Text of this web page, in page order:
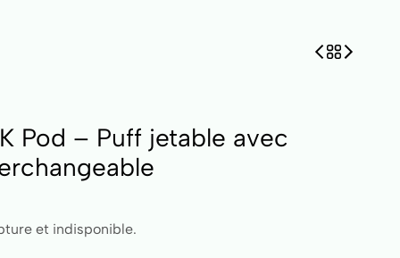
Pod – Puff jetable avec
et indisponible.